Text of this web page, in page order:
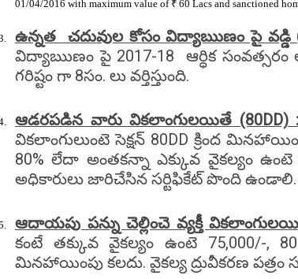
01/04/2016 with maximum value of ₹ 60 Lacs and
ఉన్నత చదువుల కోసం విద్యాఋణం పై వడ్డి
విద్యాఋణం పై 2017-18 ఆర్ధిక
గరిష్టం గా 8సం. లు వర్తిస్తుంది.
ఆడరపడిన వారు వికలాంగులయితే (80DD) :
వికలాంగులుంటె సెక్షన్ 80DD క్రింద
80% లేదా అంతకన్నా ఎక్కువ వైకల్యం
అధికారులు జారిచేసిన సర్టిఫికేట్ పొంది ఉండాలి.
ఆదాయపు పన్ను చెల్లించె వ్యక్తీ
కంటే తక్కువ వైకల్యం ఉంటె 75,000/-,
మినహాయింపు కలదు. వైకల్య ద్రువీకరణ